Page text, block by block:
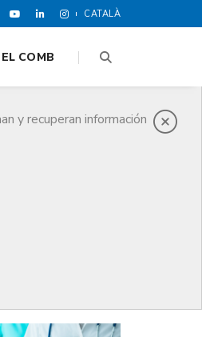
CATALÀ
y recuperan información
EL COMB